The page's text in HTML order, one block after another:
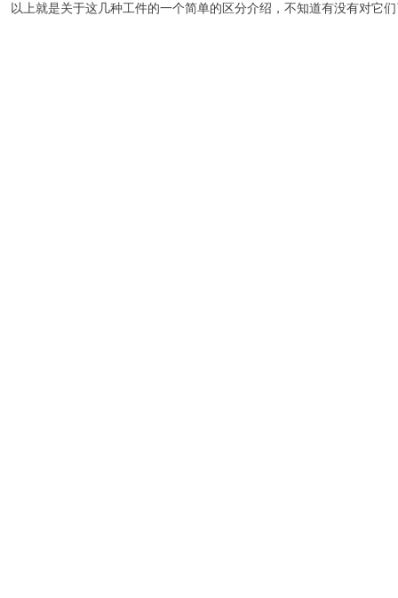
以上就是关于这几种工件的一个简单的区分介绍，不知道有没有对它